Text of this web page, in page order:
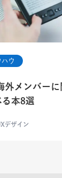
ウ
メンバーに
本8選
デザイン